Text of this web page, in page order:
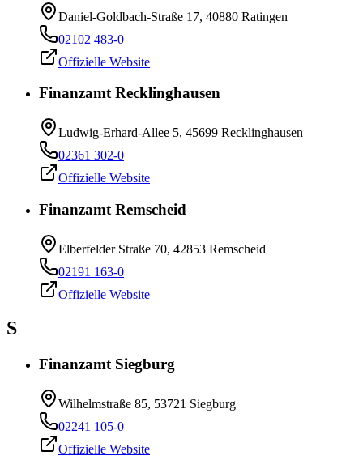
Daniel-Goldbach-Straße 17, 40880 Ratingen
02102 483-0
Offizielle Website
Finanzamt Recklinghausen
Ludwig-Erhard-Allee 5, 45699 Recklinghausen
02361 302-0
Offizielle Website
Finanzamt Remscheid
Elberfelder Straße 70, 42853 Remscheid
02191 163-0
Offizielle Website
S
Finanzamt Siegburg
Wilhelmstraße 85, 53721 Siegburg
02241 105-0
Offizielle Website